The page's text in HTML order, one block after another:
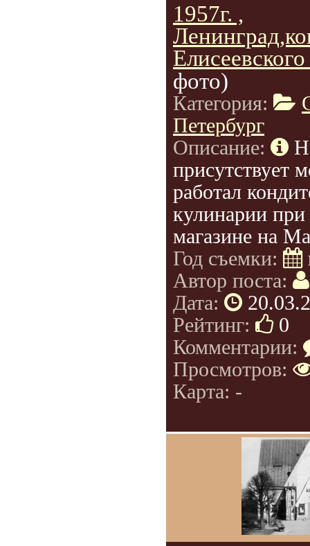
1957г. ,
фото)
Категория:
Петербург
Описание:
присутствует
работал
кулинарии при
магазине на
Год съемки:
Автор поста:
Дата:
Рейтинг:
0
Комментарии:
Просмотров:
Карта: -